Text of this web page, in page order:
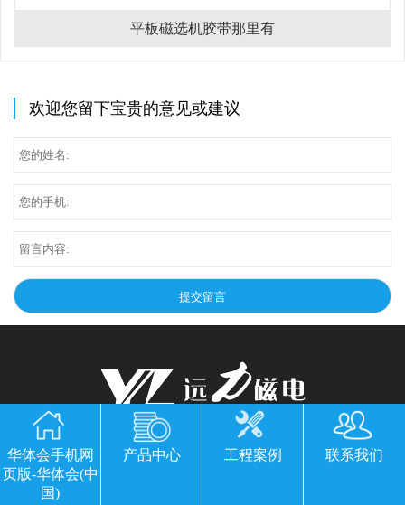
平板磁选机胶带那里有
欢迎您留下宝贵的意见或建议
华体会手机网页版-华体会(中国)
公司地址：山东临朐县经济开发区北环路
华体会手机网
页版-华体会(中
国)
产品中心 工程案例 联系我们